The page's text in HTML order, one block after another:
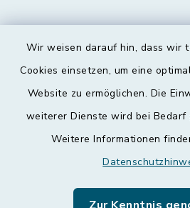
Wir weisen darauf hin, dass wir
Cookies einsetzen, um eine
Website zu ermöglichen. Die
weiterer Dienste wird bei Bedarf
Weitere Informationen
Kontakt